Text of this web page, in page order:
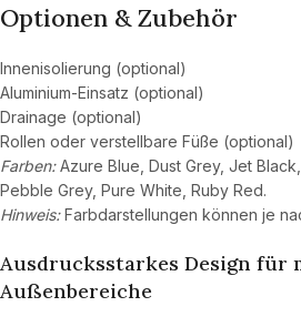
Optionen & Zubehör
Innenisolierung (optional)
Aluminium-Einsatz (optional)
Drainage (optional)
Rollen oder verstellbare Füße (optional)
Farben:Azure Blue, Dust Grey, Jet
Pebble Grey, Pure White, Ruby Red.
Hinweis:Farbdarstellungen können je
Ausdrucksstarkes Design für
Außenbereiche